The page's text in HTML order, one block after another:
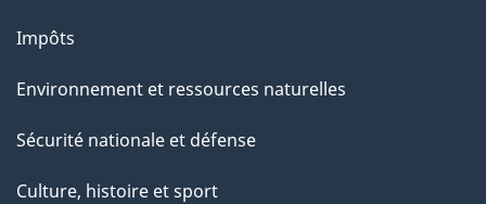
Impôts
Environnement et ressources naturelles
Sécurité nationale et défense
Culture, histoire et sport